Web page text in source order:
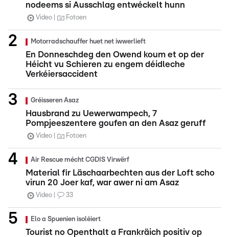
nodeems si Ausschlag entwéckelt hunn
Video Fotoen
Motorradschauffer huet net iwwerlieft
En Donneschdeg den Owend koum et op der
Héicht vu Schieren zu engem déidleche
Verkéiersaccident
Gréisseren Asaz
Hausbrand zu Uewerwampech, 7
Pompjeeszentere goufen an den Asaz geruff
Video Fotoen
Air Rescue mécht CGDIS Virwërf
Material fir Läschaarbechten aus der Loft scho
virun 20 Joer kaf, war awer ni am Asaz
Video 33
Elo a Spuenien isoléiert
Tourist no Openthalt a Frankräich positiv op